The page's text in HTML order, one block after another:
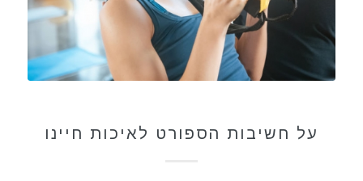
על חשיבות הספורט לאיכות חיינו